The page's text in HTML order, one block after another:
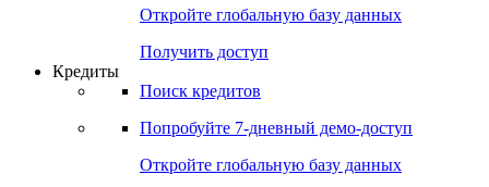
Откройте глобальную базу данных
Получить доступ
Кредиты
Поиск кредитов
Попробуйте 7-дневный демо-доступ
Откройте глобальную базу данных